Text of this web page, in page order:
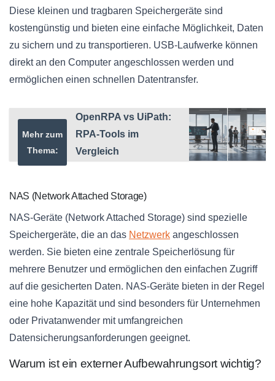
Diese kleinen und tragbaren Speichergeräte sind
kostengünstig und bieten eine einfache Möglichkeit, Daten
zu sichern und zu transportieren. USB-Laufwerke können
direkt an den Computer angeschlossen werden und
ermöglichen einen schnellen Datentransfer.
Mehr zum
Thema:
OpenRPA vs UiPath:
RPA-Tools im
Vergleich
NAS (Network Attached Storage)
NAS-Geräte (Network Attached Storage) sind spezielle
Speichergeräte, die an das Netzwerk angeschlossen
werden. Sie bieten eine zentrale Speicherlösung für
mehrere Benutzer und ermöglichen den einfachen Zugriff
auf die gesicherten Daten. NAS-Geräte bieten in der Regel
eine hohe Kapazität und sind besonders für Unternehmen
oder Privatanwender mit umfangreichen
Datensicherungsanforderungen geeignet.
Warum ist ein externer Aufbewahrungsort wichtig?